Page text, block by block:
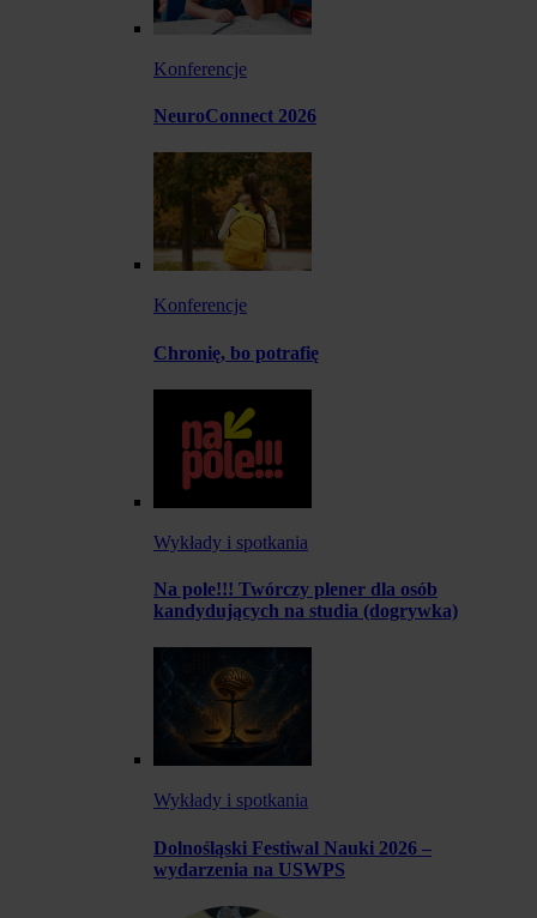
Konferencje
NeuroConnect 2026
Konferencje
Chronię, bo potrafię
Wykłady i spotkania
Na pole!!! Twórczy plener dla osób
kandydujących na studia (dogrywka)
Wykłady i spotkania
Dolnośląski Festiwal Nauki 2026 –
wydarzenia na USWPS